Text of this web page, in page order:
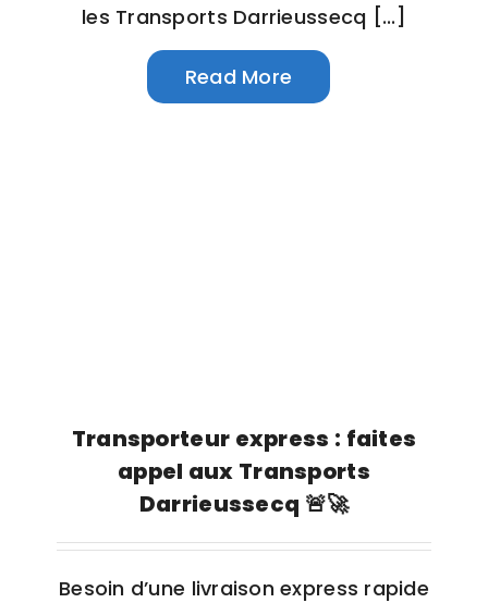
les Transports Darrieussecq [...]
Read More
Transporteur express : faites
appel aux Transports
Darrieussecq 🚨🚀
Besoin d’une livraison express rapide